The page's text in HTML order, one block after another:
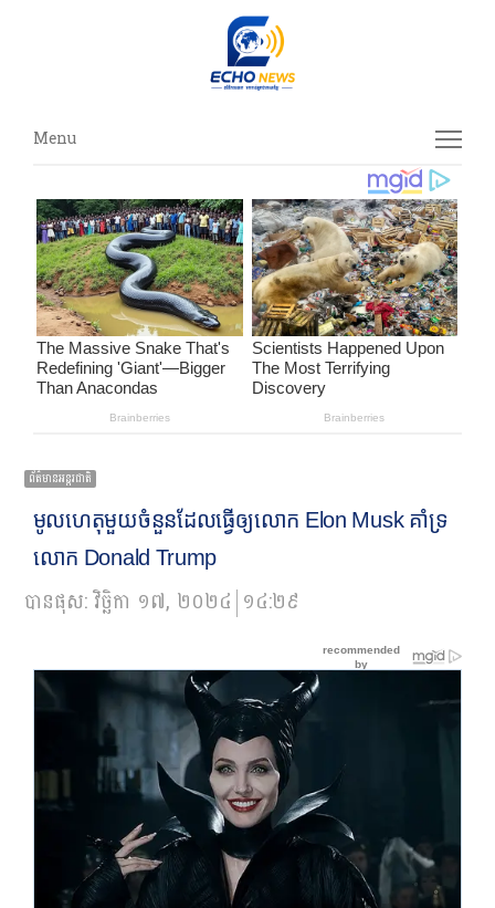
Menu
Menu
ព័ត៌មានអន្ដរជាតិ
មូលហេតុមួយចំនួនដែលធ្វើឲ្យលោក Elon Musk គាំទ្រ
លោក Donald Trump
បានផុស:វិច្ឆិកា ១៧, ២០២៤ ១៤:២៩